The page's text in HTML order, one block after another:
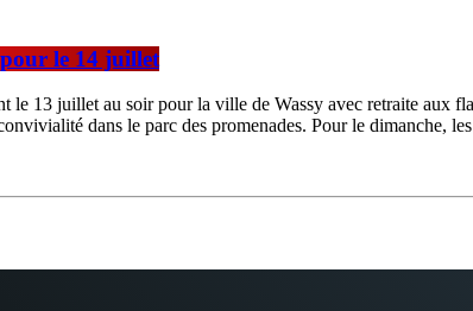
pour le 14 juillet
le 13 juillet au soir pour la ville de Wassy avec retraite aux
dans le parc des promenades. Pour le dimanche,